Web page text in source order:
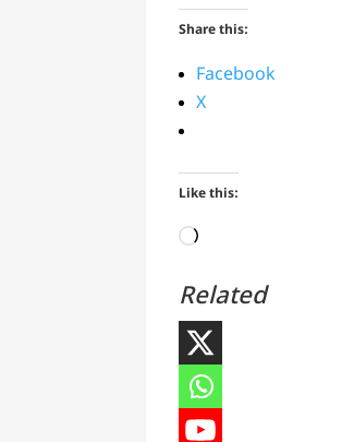
Share this:
Facebook
X
Like this:
Loading…
Related